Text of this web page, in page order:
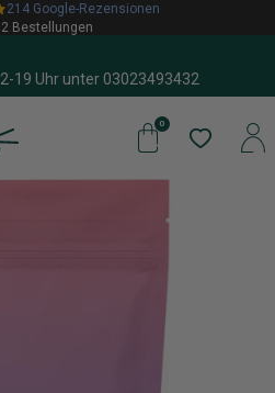
214 Google-Rezensionen
Bestellungen
19 Uhr unter 03023493432